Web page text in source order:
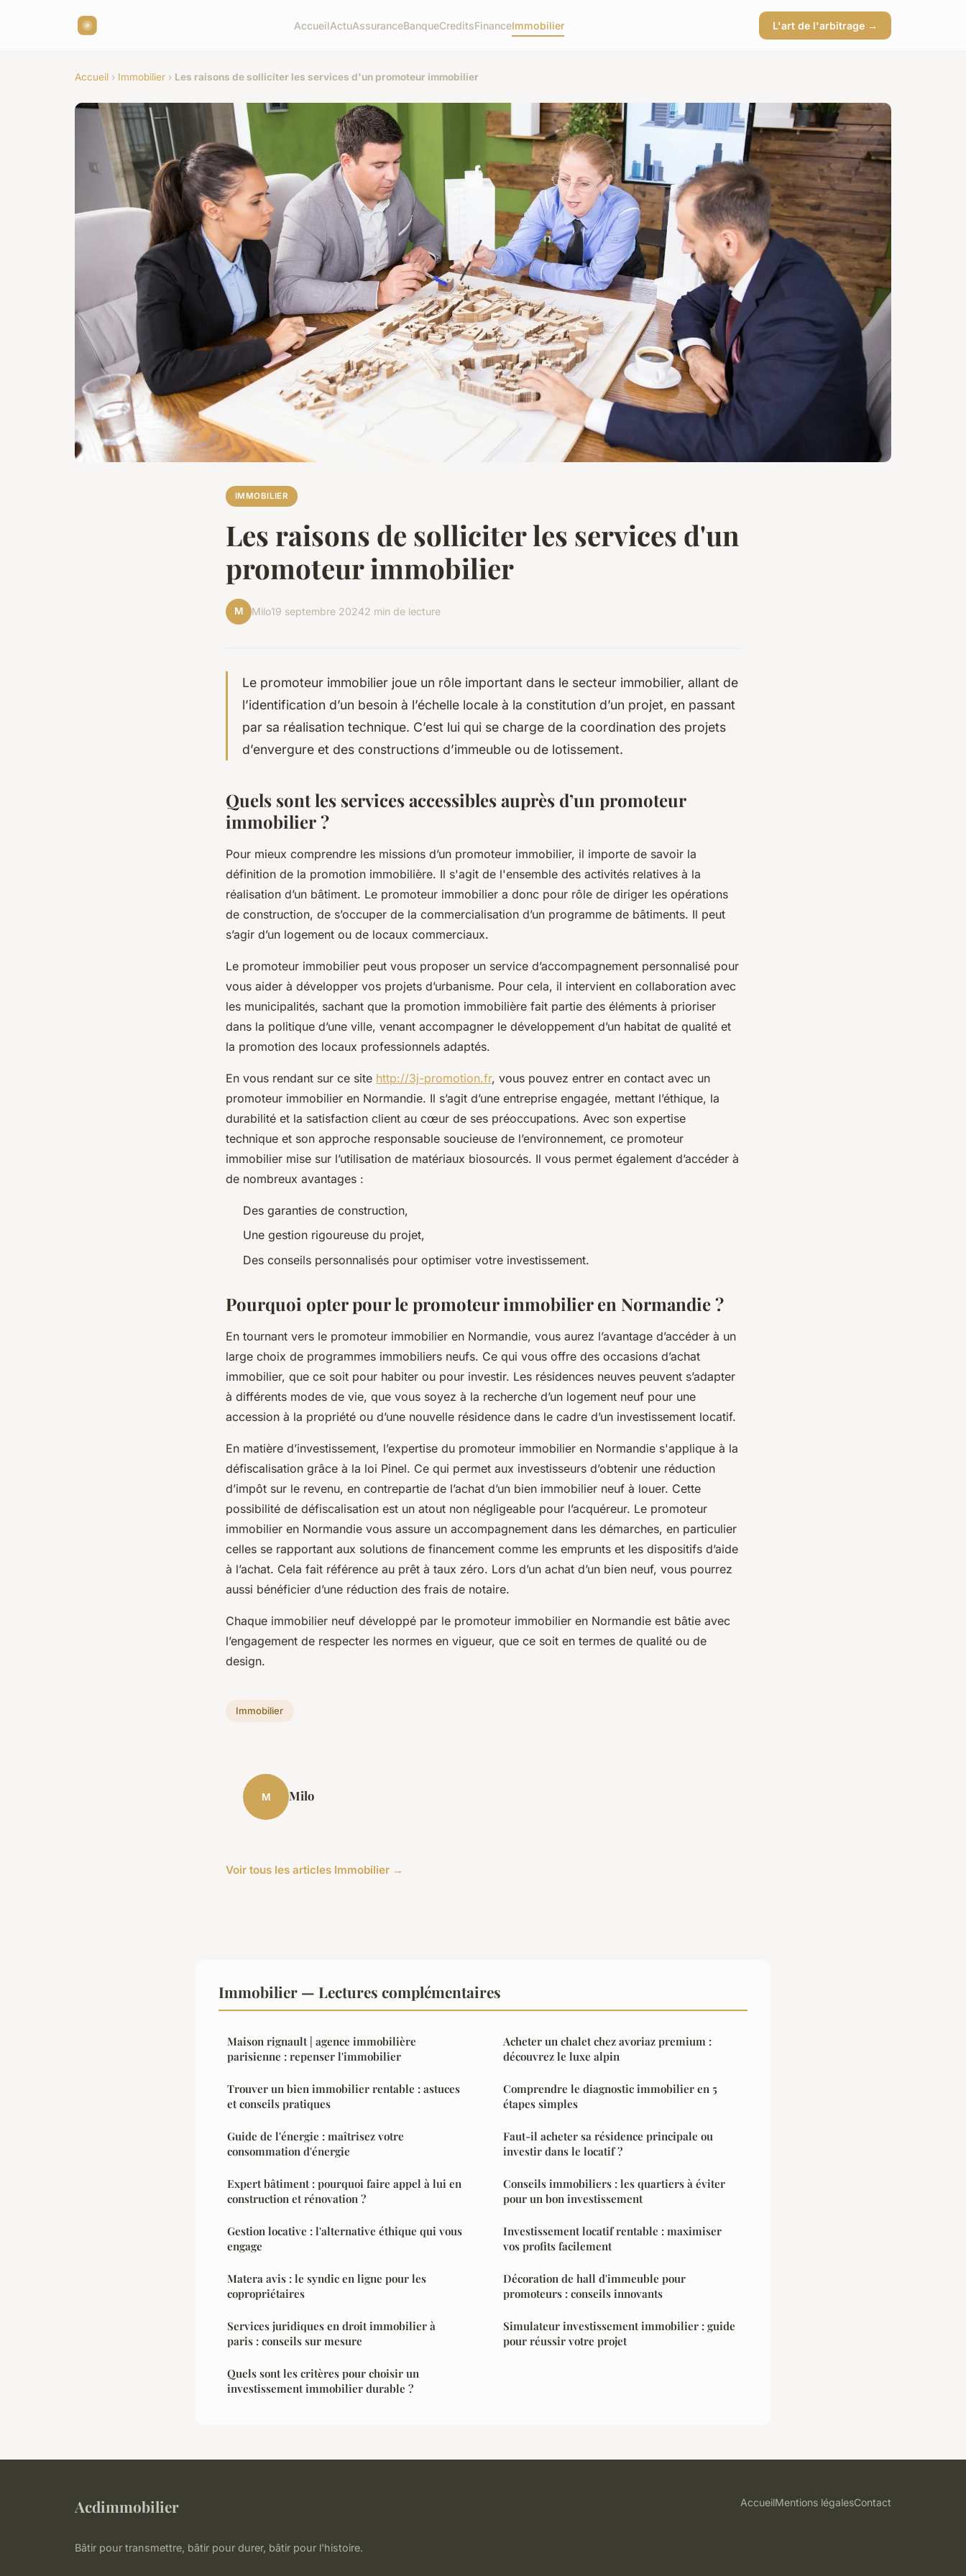
AccueilActuAssuranceBanqueCreditsFinanceImmobilier L'art de l'arbitrage →
Accueil › Immobilier › Les raisons de solliciter les services d'un promoteur immobilier
IMMOBILIER
Les raisons de solliciter les services d'un
promoteur immobilier
M Milo19 septembre 20242 min de lecture
Le promoteur immobilier joue un rôle important dans le secteur immobilier, allant de
l’identification d’un besoin à l’échelle locale à la constitution d’un projet, en passant
par sa réalisation technique. C’est lui qui se charge de la coordination des projets
d’envergure et des constructions d’immeuble ou de lotissement.
Quels sont les services accessibles auprès d’un promoteur
immobilier ?
Pour mieux comprendre les missions d’un promoteur immobilier, il importe de savoir la
définition de la promotion immobilière. Il s'agit de l'ensemble des activités relatives à la
réalisation d’un bâtiment. Le promoteur immobilier a donc pour rôle de diriger les opérations
de construction, de s’occuper de la commercialisation d’un programme de bâtiments. Il peut
s’agir d’un logement ou de locaux commerciaux.
Le promoteur immobilier peut vous proposer un service d’accompagnement personnalisé pour
vous aider à développer vos projets d’urbanisme. Pour cela, il intervient en collaboration avec
les municipalités, sachant que la promotion immobilière fait partie des éléments à prioriser
dans la politique d’une ville, venant accompagner le développement d’un habitat de qualité et
la promotion des locaux professionnels adaptés.
En vous rendant sur ce site http://3j-promotion.fr, vous pouvez entrer en contact avec un
promoteur immobilier en Normandie. Il s’agit d’une entreprise engagée, mettant l’éthique, la
durabilité et la satisfaction client au cœur de ses préoccupations. Avec son expertise
technique et son approche responsable soucieuse de l’environnement, ce promoteur
immobilier mise sur l’utilisation de matériaux biosourcés. Il vous permet également d’accéder à
de nombreux avantages :
Des garanties de construction,
Une gestion rigoureuse du projet,
Des conseils personnalisés pour optimiser votre investissement.
Pourquoi opter pour le promoteur immobilier en Normandie ?
En tournant vers le promoteur immobilier en Normandie, vous aurez l’avantage d’accéder à un
large choix de programmes immobiliers neufs. Ce qui vous offre des occasions d’achat
immobilier, que ce soit pour habiter ou pour investir. Les résidences neuves peuvent s’adapter
à différents modes de vie, que vous soyez à la recherche d’un logement neuf pour une
accession à la propriété ou d’une nouvelle résidence dans le cadre d’un investissement locatif.
En matière d’investissement, l’expertise du promoteur immobilier en Normandie s'applique à la
défiscalisation grâce à la loi Pinel. Ce qui permet aux investisseurs d’obtenir une réduction
d’impôt sur le revenu, en contrepartie de l’achat d’un bien immobilier neuf à louer. Cette
possibilité de défiscalisation est un atout non négligeable pour l’acquéreur. Le promoteur
immobilier en Normandie vous assure un accompagnement dans les démarches, en particulier
celles se rapportant aux solutions de financement comme les emprunts et les dispositifs d’aide
à l’achat. Cela fait référence au prêt à taux zéro. Lors d’un achat d’un bien neuf, vous pourrez
aussi bénéficier d’une réduction des frais de notaire.
Chaque immobilier neuf développé par le promoteur immobilier en Normandie est bâtie avec
l’engagement de respecter les normes en vigueur, que ce soit en termes de qualité ou de
design.
Immobilier
M Milo
Voir tous les articles Immobilier →
Immobilier — Lectures complémentaires
Maison rignault | agence immobilière
parisienne : repenser l'immobilier
Trouver un bien immobilier rentable : astuces
et conseils pratiques
Guide de l'énergie : maîtrisez votre
consommation d'énergie
Expert bâtiment : pourquoi faire appel à lui en
construction et rénovation ?
Gestion locative : l'alternative éthique qui vous
engage
Matera avis : le syndic en ligne pour les
copropriétaires
Services juridiques en droit immobilier à
paris : conseils sur mesure
Quels sont les critères pour choisir un
investissement immobilier durable ?
Acheter un chalet chez avoriaz premium :
découvrez le luxe alpin
Comprendre le diagnostic immobilier en 5
étapes simples
Faut-il acheter sa résidence principale ou
investir dans le locatif ?
Conseils immobiliers : les quartiers à éviter
pour un bon investissement
Investissement locatif rentable : maximiser
vos profits facilement
Décoration de hall d'immeuble pour
promoteurs : conseils innovants
Simulateur investissement immobilier : guide
pour réussir votre projet
Acdimmobilier
Bâtir pour transmettre, bâtir pour durer, bâtir pour l'histoire.
AccueilMentions légalesContact